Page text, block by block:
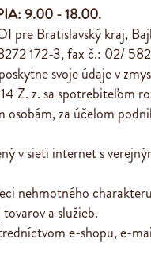
9.00 - 18.00.
pre Bratislavský kraj,
172-3, fax č.: 02/
svoje údaje v
Z. z. sa spotrebiteľom
za účelom
v sieti internet s
nehmotného
a služieb.
e-shopu, e-